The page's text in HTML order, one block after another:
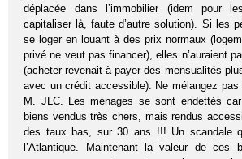
déplacée dans l’immobilier (idem pour
capitaliser là, faute d’autre solution). Si les
se loger en louant à des prix normaux
privé ne veut pas financer), elles n’auraient
(acheter revenait à payer des mensualités
avec un crédit accessible). Ne mélangez
M. JLC. Les ménages se sont endettés
biens vendus très chers, mais rendus
des taux bas, sur 30 ans !!! Un scandale
l’Atlantique. Maintenant la valeur de ces